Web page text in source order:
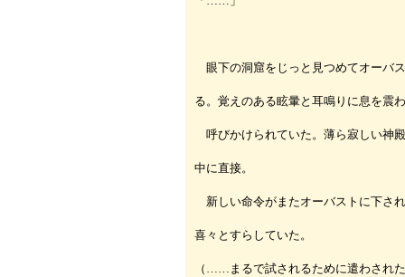
眼下の洞窟をじっと見つめてオーバ
る。覚えのある眩暈と耳鳴りに息を震
呼びかけられていた。薄ら寂しい神
中に直接。
新しい命令がまたオーバストに下さ
喜々とすらしていた。
（……まるで試されるために遣わされ